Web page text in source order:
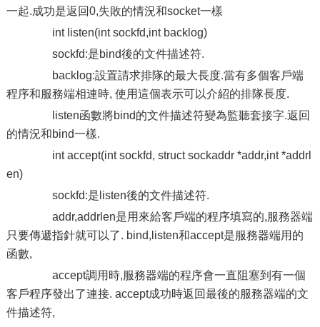
一起.成功是返回0,失敗的情況和socket一樣
int listen(int sockfd,int backlog)
sockfd:是bind後的文件描述符.
backlog:設置請求排隊的最大長度.當有多個客戶端
程序和服務端相連時, 使用這個表示可以介紹的排隊長度.
listen函數將bind的文件描述符變為監聽套接字.返回
的情況和bind一樣.
int accept(int sockfd, struct sockaddr *addr,int *addrl
en)
sockfd:是listen後的文件描述符.
addr,addrlen是用來給客戶端的程序填寫的,服務器端
只要傳遞指針就可以了. bind,listen和accept是服務器端用的
函數,
accept調用時,服務器端的程序會一直阻塞到有一個
客戶程序發出了連接. accept成功時返回最後的服務器端的文
件描述符,